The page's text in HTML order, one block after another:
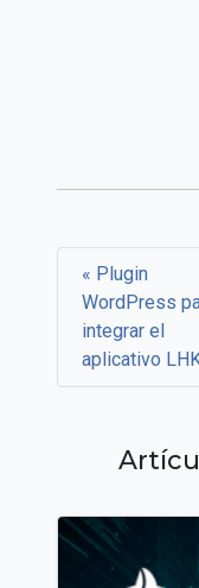
Plugin
WordPress
integrar el
aplicativo